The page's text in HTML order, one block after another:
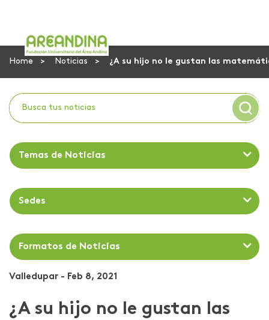
Home Noticias ¿A su hijo no le gustan las
Temas de Noticias
Sedes
Formatos de Noticias
Valledupar - Feb 8, 2021
¿A su hijo no le gustan las